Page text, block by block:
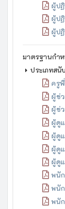
ผู้ป
ผู้ป
ผู้ป
มาตรฐานกำ
ประเภทส
ครูพี่
ผู้ช่
ผู้ช่
ผู้ดู
ผู้ดู
ผู้ดู
ผู้ดู
พนั
พนั
พนั